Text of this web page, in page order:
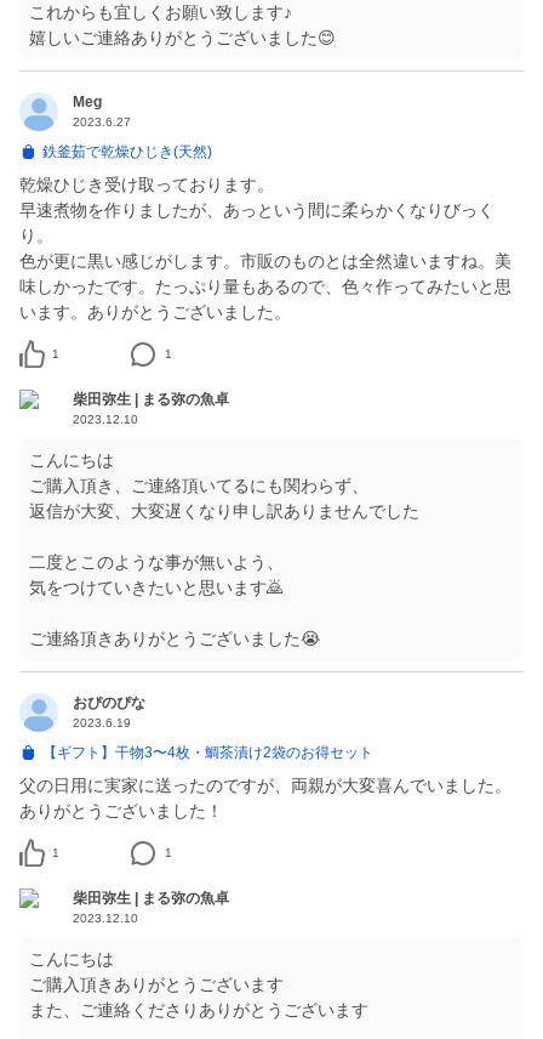
これからも宜しくお願い致します♪
嬉しいご連絡ありがとうございました😊
Meg
2023.6.27
鉄釜茹で乾燥ひじき(天然)
乾燥ひじき受け取っております。
早速煮物を作りましたが、あっという間に柔らかくなりびっく
り。
色が更に黒い感じがします。市販のものとは全然違いますね。美
味しかったです。たっぷり量もあるので、色々作ってみたいと思
います。ありがとうございました。
1 1
柴田弥生 | まる弥の魚卓
2023.12.10
こんにちは
ご購入頂き、ご連絡頂いてるにも関わらず、
返信が大変、大変遅くなり申し訳ありませんでした
二度とこのような事が無いよう、
気をつけていきたいと思います🙇
ご連絡頂きありがとうございました😭
おぴのぴな
2023.6.19
【ギフト】干物3〜4枚・鯛茶漬け2袋のお得セット
父の日用に実家に送ったのですが、両親が大変喜んでいました。
ありがとうございました！
1 1
柴田弥生 | まる弥の魚卓
2023.12.10
こんにちは
ご購入頂きありがとうございます
また、ご連絡くださりありがとうございます